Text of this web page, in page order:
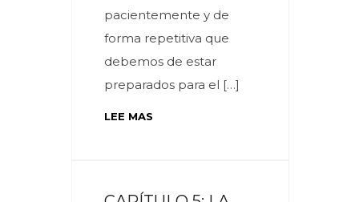
pacientemente y de
forma repetitiva que
debemos de estar
preparados para el […]
LEE MAS